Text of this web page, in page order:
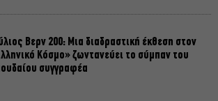
Βερν 200: Μια διαδραστική έκθεση στον
Κόσμο» ζωντανεύει το σύμπαν του
συγγραφέα